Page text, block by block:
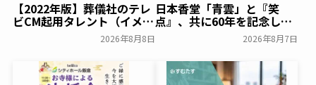
【2022年版】葬儀社のテレ
ビCM起用タレント（イメー
ジキャラクター）まとめ
2026年8月8日
日本香堂「青雲」と『笑
点』、共に60年を記念した
初コラボ！オリジナルグッ
ズのプレゼントキャンペー
ンを実施～日本香堂～
一般公開
2026年8月7日